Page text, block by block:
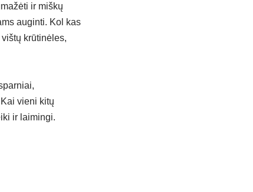
ir miškų
auginti. Kol kas
krūtinėles,
vieni kitų
ir laimingi.